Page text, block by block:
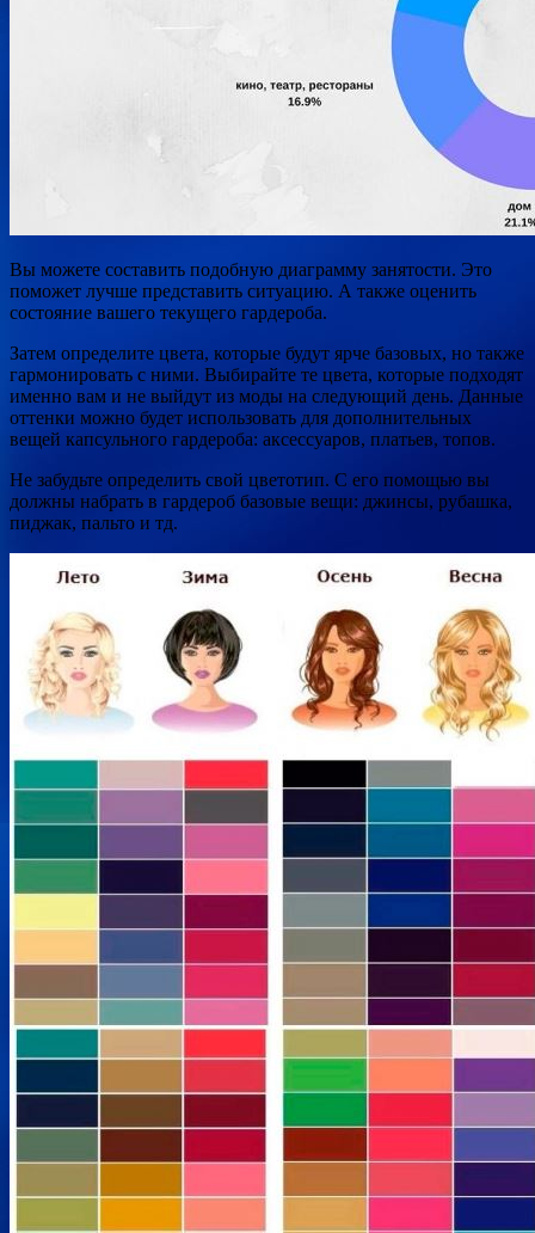
Вы можете составить подобную диаграмму занятости. Это
поможет лучше представить ситуацию. А также оценить
состояние вашего текущего гардероба.
Затем определите цвета, которые будут ярче базовых, но также
гармонировать с ними. Выбирайте те цвета, которые подходят
именно вам и не выйдут из моды на следующий день. Данные
оттенки можно будет использовать для дополнительных
вещей капсульного гардероба: аксессуаров, платьев, топов.
Не забудьте определить свой цветотип. С его помощью вы
должны набрать в гардероб базовые вещи: джинсы, рубашка,
пиджак, пальто и тд.